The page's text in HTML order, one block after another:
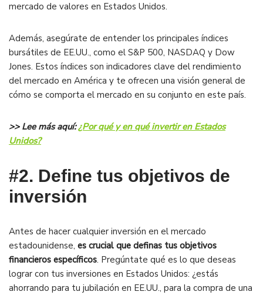
mercado de valores en Estados Unidos.
Además, asegúrate de entender los principales índices
bursátiles de EE.UU., como el S&P 500, NASDAQ y Dow
Jones. Estos índices son indicadores clave del rendimiento
del mercado en América y te ofrecen una visión general de
cómo se comporta el mercado en su conjunto en este país.
>> Lee más aquí:¿Por qué y en qué invertir en Estados
Unidos?
#2. Define tus objetivos de
inversión
Antes de hacer cualquier inversión en el mercado
estadounidense, es crucial que definas tus objetivos
financieros específicos. Pregúntate qué es lo que deseas
lograr con tus inversiones en Estados Unidos: ¿estás
ahorrando para tu jubilación en EE.UU., para la compra de una